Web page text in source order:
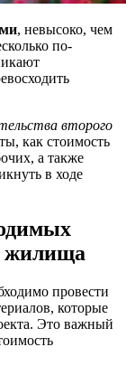
, невысоко, чем
по-
второго
как стоимость
а также
в ходе
жилища
провести
которые
Это важный